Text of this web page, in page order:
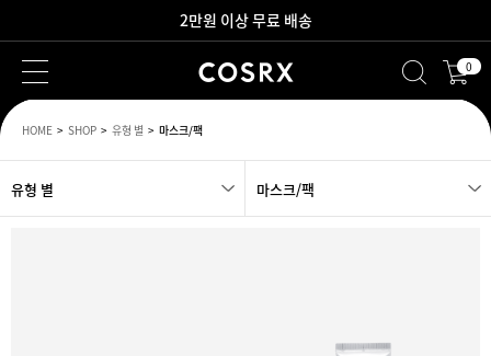
2만원 이상 무료 배송
새로워진 회원 혜택을 만나보세요! 0
HOME SHOP 유형 별 마스크/팩